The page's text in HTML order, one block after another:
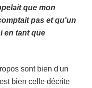
que mon
pas et qu'un
en tant que
sont bien d'un
bien celle décrite